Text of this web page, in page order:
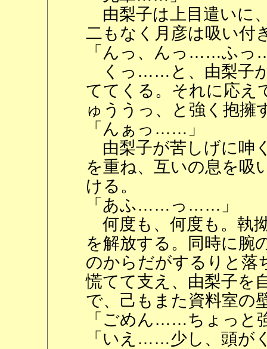
由梨子は上目遣いに
二もなく月彦は吸い付
「んっ、んっ……ふ
くっ……と、由梨子が
ててくる。それに応え
ゅううっ、と強く抱擁
「んぁっ……」
由梨子が苦しげに呻
を重ね、互いの息を吸
ける。
「あふ……っ……」
何度も、何度も。執
を解放する。同時に腕
のからだがするりと落
慌てて支え、由梨子を
で、己もまた資料室の
「ごめん……ちょっと
「いえ……少し、頭が